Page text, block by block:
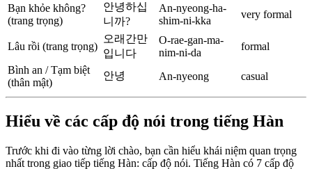
Bạn khỏe không?
(trang trọng)
안녕하십
니까?
An-nyeong-ha-
shim-ni-kka
very formal
Lâu rồi (trang trọng)
오래간만
입니다
O-rae-gan-ma-
nim-ni-da
formal
Bình an / Tạm biệt
(thân mật)
안녕 An-nyeong casual
Hiểu về các cấp độ nói trong tiếng Hàn
Trước khi đi vào từng lời chào, bạn cần hiểu khái niệm quan trọng
nhất trong giao tiếp tiếng Hàn: cấp độ nói. Tiếng Hàn có 7 cấp độ